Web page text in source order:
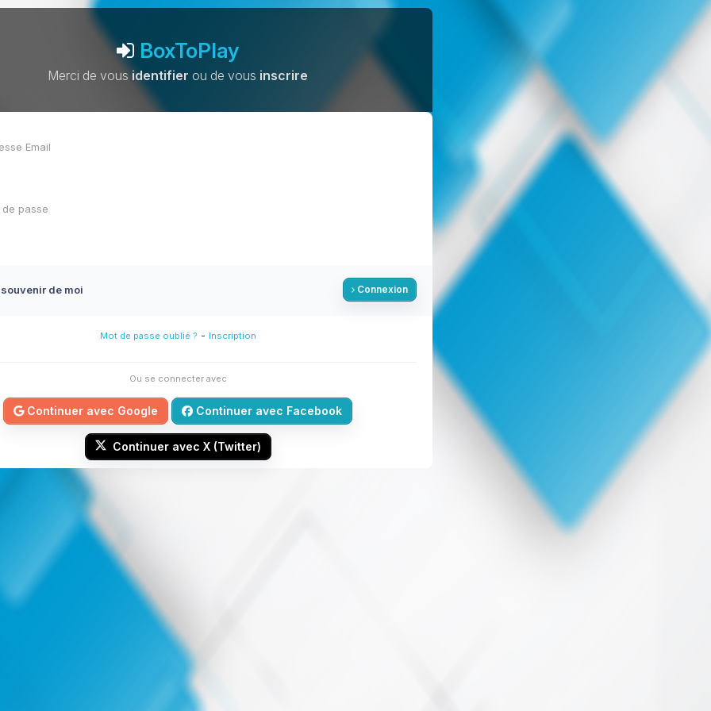
BoxToPlay
Merci de vousidentifier ou de vous inscrire
de moi Connexion
Mot de passe oublié ? - Inscription
Ou se connecter avec
Continuer avec Google Continuer avec Facebook
Continuer avec X (Twitter)